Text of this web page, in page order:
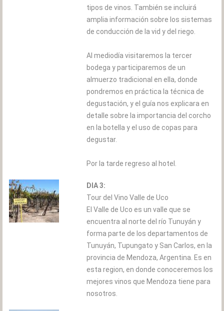
tipos de vinos. También se incluirá
amplia información sobre los sistemas
de conducción de la vid y del riego.
Al mediodía visitaremos la tercer
bodega y participaremos de un
almuerzo tradicional en ella, donde
pondremos en práctica la técnica de
degustación, y el guía nos explicara en
detalle sobre la importancia del corcho
en la botella y el uso de copas para
degustar.
Por la tarde regreso al hotel.
DIA 3:
Tour del Vino Valle de Uco
El Valle de Uco es un valle que se
encuentra al norte del río Tunuyán y
forma parte de los departamentos de
Tunuyán, Tupungato y San Carlos, en la
provincia de Mendoza, Argentina. Es en
esta region, en donde conoceremos los
mejores vinos que Mendoza tiene para
nosotros.